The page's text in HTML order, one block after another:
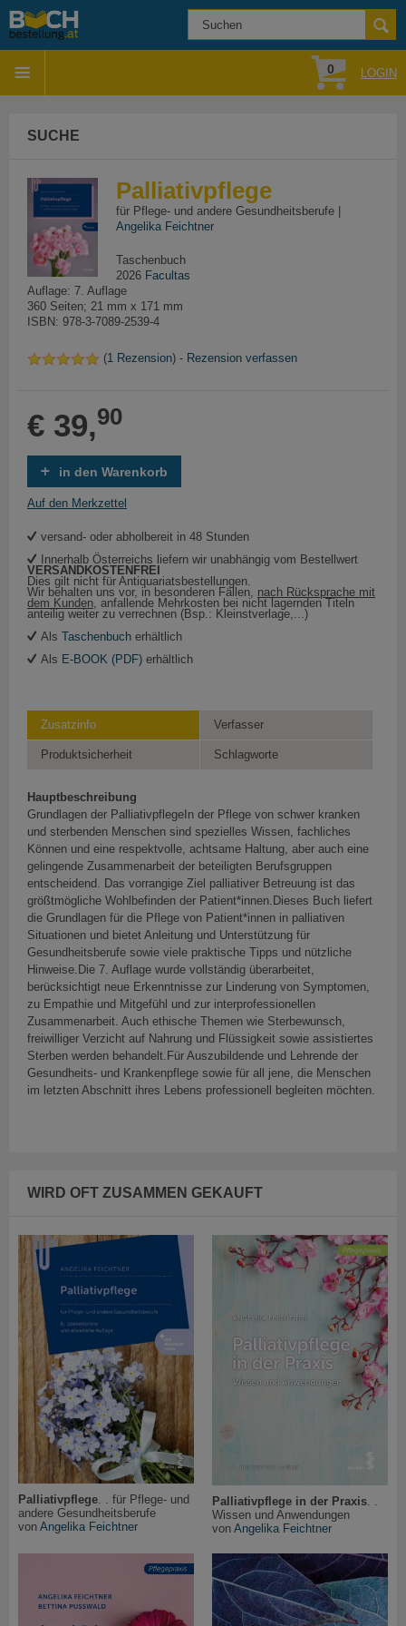
0 LOGIN
SUCHE
Palliativpflege
für Pflege- und andere Gesundheitsberufe |
Angelika Feichtner
Taschenbuch
2026 Facultas
Auflage: 7. Auflage
360 Seiten; 21 mm x 171 mm
ISBN: 978-3-7089-2539-4
(1 Rezension) - Rezension verfassen
€ 39,90
in den Warenkorb
Auf den Merkzettel
versand- oder abholbereit in 48 Stunden
Innerhalb Österreichs liefern wir unabhängig vom Bestellwert
VERSANDKOSTENFREI
Dies gilt nicht für Antiquariatsbestellungen.
Wir behalten uns vor, in besonderen Fällen, nach Rücksprache mit
dem Kunden, anfallende Mehrkosten bei nicht lagernden Titeln
anteilig weiter zu verrechnen (Bsp.: Kleinstverlage,...)
Als Taschenbuch erhältlich
Als E-BOOK (PDF) erhältlich
Zusatzinfo Verfasser
Produktsicherheit Schlagworte
Hauptbeschreibung
Grundlagen der PalliativpflegeIn der Pflege von schwer kranken
und sterbenden Menschen sind spezielles Wissen, fachliches
Können und eine respektvolle, achtsame Haltung, aber auch eine
gelingende Zusammenarbeit der beteiligten Berufsgruppen
entscheidend. Das vorrangige Ziel palliativer Betreuung ist das
größtmögliche Wohlbefinden der Patient*innen.Dieses Buch liefert
die Grundlagen für die Pflege von Patient*innen in palliativen
Situationen und bietet Anleitung und Unterstützung für
Gesundheitsberufe sowie viele praktische Tipps und nützliche
Hinweise.Die 7. Auflage wurde vollständig überarbeitet,
berücksichtigt neue Erkenntnisse zur Linderung von Symptomen,
zu Empathie und Mitgefühl und zur interprofessionellen
Zusammenarbeit. Auch ethische Themen wie Sterbewunsch,
freiwilliger Verzicht auf Nahrung und Flüssigkeit sowie assistiertes
Sterben werden behandelt.Für Auszubildende und Lehrende der
Gesundheits- und Krankenpflege sowie für all jene, die Menschen
im letzten Abschnitt ihres Lebens professionell begleiten möchten.
WIRD OFT ZUSAMMEN GEKAUFT
Palliativpflege . . für Pflege- und
andere Gesundheitsberufe
von Angelika Feichtner
Palliativpflege in der Praxis. .
Wissen und Anwendungen
von Angelika Feichtner